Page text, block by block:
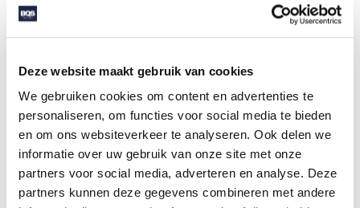
Deze website maakt gebruik van cookies
We gebruiken cookies om content en advertenties te
personaliseren, om functies voor social media te bieden
en om ons websiteverkeer te analyseren. Ook delen we
informatie over uw gebruik van onze site met onze
partners voor social media, adverteren en analyse. Deze
partners kunnen deze gegevens combineren met andere
Beschikbaar in maat (maten): S-M
Merk: mbw
v.a. € 7,35
2 - 3 werkdagen